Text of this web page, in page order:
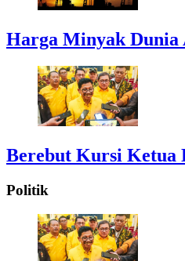
Harga Minyak Dunia
Berebut Kursi Ketua
Politik